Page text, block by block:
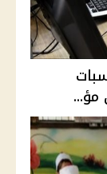
مؤ...